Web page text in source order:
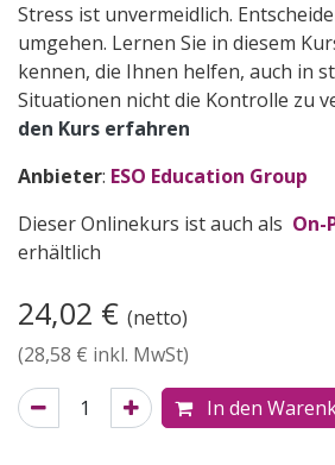
Stress ist unvermeidlich.
umgehen. Lernen Sie in diesem
kennen, die Ihnen helfen, auch in
Situationen nicht die Kontrolle zu
den Kurs er​fahren
Anbieter: ESO Education Group
Dieser Onlinekurs ist auch als On-
erhältlich
24,02 € (netto)
(28,58 € inkl. MwSt)
In den